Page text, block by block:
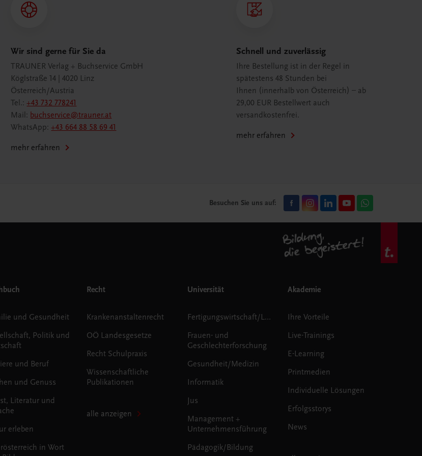
Wir sind gerne für Sie da
TRAUNER Verlag + Buchservice GmbH
Köglstraße 14 | 4020 Linz
Österreich/Austria
Tel.:+43 732 778241
Mail: buchservice@trauner.at
WhatsApp:+43 664 88 58 69 41
mehr erfahren
Schnell und zuverlässig
Ihre Bestellung ist in der Regel in
spätestens 48 Stunden bei
Ihnen (innerhalb von Österreich) – ab
29,00 EUR Bestellwert auch
versandkostenfrei.
mehr erfahren
Besuchen Sie uns auf:
und Gesundheit
Politik und
und Beruf
und Genuss
Literatur und
erleben
in Wort
Recht
Krankenanstaltenrecht
OÖ Landesgesetze
Recht Schulpraxis
Wissenschaftliche
Publikationen
alle anzeigen
Universität
Fertigungswirtschaft/Logistik
Frauen- und
Geschlechterforschung
Gesundheit/Medizin
Informatik
Jus
Management +
Unternehmensführung
Pädagogik/Bildung
Akademie
Ihre Vorteile
Live-Trainings
E-Learning
Printmedien
Individuelle Lösungen
Erfolgsstorys
News